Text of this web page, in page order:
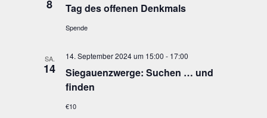
8 Tag des offe­nen Denkmals
Spende
SA.
14
Sie­gau­enzwer­ge: Suchen … und
finden
14. September 2024 um 15:00 - 17:00
€10